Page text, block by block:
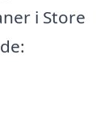
i Store